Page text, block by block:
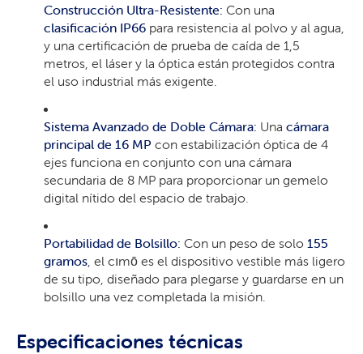
Construcción Ultra-Resistente: Con una
clasificación IP66 para resistencia al polvo y al agua,
y una certificación de prueba de caída de 1,5
metros, el láser y la óptica están protegidos contra
el uso industrial más exigente.
Sistema Avanzado de Doble Cámara: Una cámara
principal de 16 MP con estabilización óptica de 4
ejes funciona en conjunto con una cámara
secundaria de 8 MP para proporcionar un gemelo
digital nítido del espacio de trabajo.
Portabilidad de Bolsillo: Con un peso de solo 155
gramos , el cımō es el dispositivo vestible más ligero
de su tipo, diseñado para plegarse y guardarse en un
bolsillo una vez completada la misión.
Especificaciones técnicas